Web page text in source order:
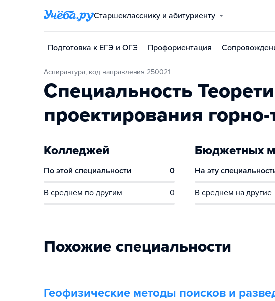
Старшекласснику и абитуриенту
Подготовка к ЕГЭ и ОГЭ Профориентация
Аспирантура, код направления 250021
Специальность
проектирования горно-
Колледжей
По этой специальности 0
В среднем по другим 0
Бюджетных
На эту
В среднем на другие
Похожие специальности
Геофизические методы поисков и